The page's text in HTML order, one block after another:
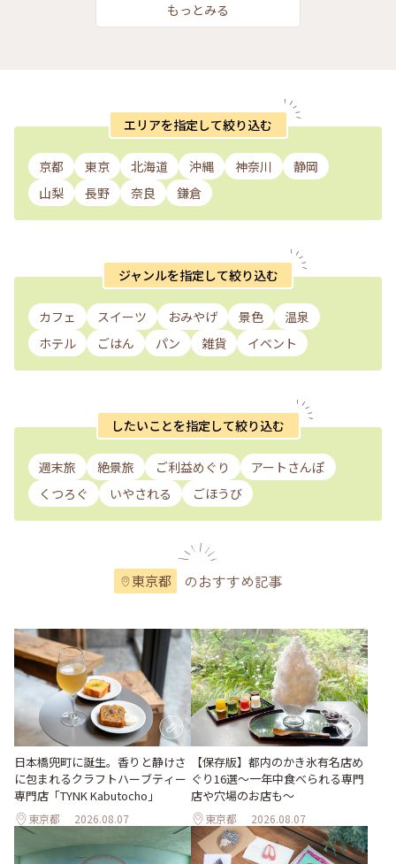
もっとみる
エリアを指定して絞り込む
京都 東京 北海道 沖縄 神奈川
静岡
山梨
長野 奈良 鎌倉
ジャンルを指定して絞り込む
カフェ スイーツ おみやげ 景色
温泉
ホテル
ごはん パン 雑貨 イベント
したいことを指定して絞り込む
週末旅 絶景旅 ご利益めぐり
アートさんぽ
くつろぐ
いやされる ごほうび
東京都 のおすすめ記事
日本橋兜町に誕生。香りと静けさ
に包まれるクラフトハーブティー
専門店「TYNK Kabutocho」
東京都 2026.08.07
【保存版】都内のかき氷有名店め
ぐり16選～一年中食べられる専門
店や穴場のお店も～
東京都 2026.08.07